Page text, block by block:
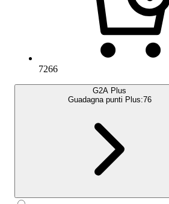
7266
G2A Plus
Guadagna punti Plus:76